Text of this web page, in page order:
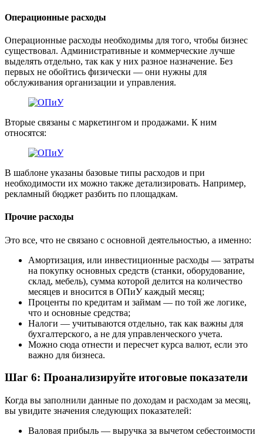
Операционные расходы
Операционные расходы необходимы для того, чтобы бизнес
существовал. Административные и коммерческие лучше
выделять отдельно, так как у них разное назначение. Без
первых не обойтись физически — они нужны для
обслуживания организации и управления.
Вторые связаны с маркетингом и продажами. К ним
относятся:
В шаблоне указаны базовые типы расходов и при
необходимости их можно также детализировать. Например,
рекламный бюджет разбить по площадкам.
Прочие расходы
Это все, что не связано с основной деятельностью, а именно:
Амортизация, или инвестиционные расходы — затраты
на покупку основных средств (станки, оборудование,
склад, мебель), сумма которой делится на количество
месяцев и вносится в ОПиУ каждый месяц;
Проценты по кредитам и займам — по той же логике,
что и основные средства;
Налоги — учитываются отдельно, так как важны для
бухгалтерского, а не для управленческого учета.
Можно сюда отнести и пересчет курса валют, если это
важно для бизнеса.
Шаг 6: Проанализируйте итоговые показатели
Когда вы заполнили данные по доходам и расходам за месяц,
вы увидите значения следующих показателей:
Валовая прибыль — выручка за вычетом себестоимости